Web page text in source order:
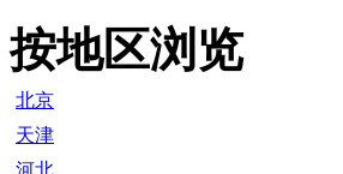
按地区浏览
北京
天津
河北